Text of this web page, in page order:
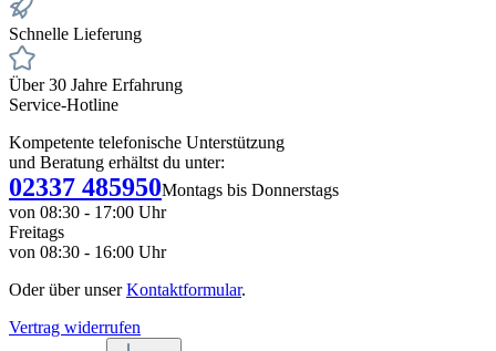
Schnelle Lieferung
Über 30 Jahre Erfahrung
Service-Hotline
Kompetente telefonische Unterstützung
und Beratung erhältst du unter:
02337 485950Montags bis Donnerstags
von 08:30 - 17:00 Uhr
Freitags
von 08:30 - 16:00 Uhr
Oder über unserKontaktformular.
Vertrag widerrufen